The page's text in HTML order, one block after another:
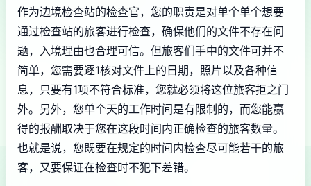
作为边境检查站的检查官，您的职责是对单个单个想要
通过检查站的旅客进行检查，确保他们的文件不存在问
题，入境理由也合理可信。但旅客们手中的文件可并不
简单，您需要逐1核对文件上的日期，照片以及各种信
息，只要有1项不符合标准，您就必须将这位旅客拒之门
外。另外，您单个天的工作时间是有限制的，而您能赢
得的报酬取决于您在这段时间内正确检查的旅客数量。
也就是说，您既要在规定的时间内检查尽可能若干的旅
客，又要保证在检查时不犯下差错。